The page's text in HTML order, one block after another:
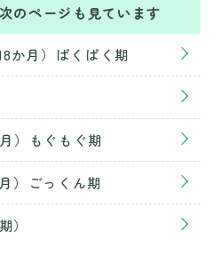
のページも見ています
か月）ぱくぱく期
）もぐもぐ期
）ごっくん期
）